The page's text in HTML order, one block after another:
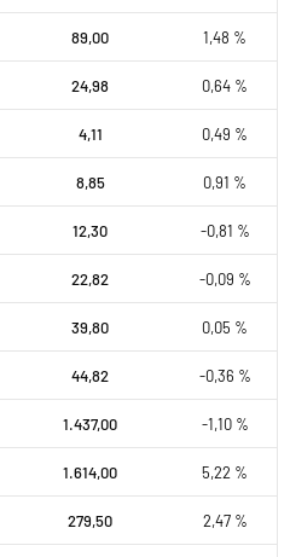
89,00 1,48 %
24,98 0,64 %
4,11 0,49 %
8,85 0,91 %
12,30 -0,81 %
22,82 -0,09 %
39,80 0,05 %
44,82 -0,36 %
1.437,00 -1,10 %
1.614,00 5,22 %
279,50 2,47 %